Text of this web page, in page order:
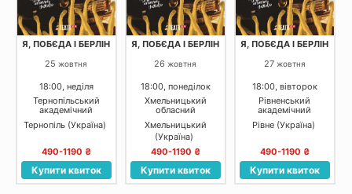
Я, ПОБЄДА І БЕРЛІН
25жовтня
18:00, неділя
Тернопільський
академічний
обласний
український
імені Т.Г. Шевченка
Тернопіль (Україна)
490-1190 ₴
Купити квиток
Я, ПОБЄДА І БЕРЛІН
26жовтня
18:00, понеділок
Хмельницький
обласний
академічний
муздрамтеатр ім. М.
Старицького
Хмельницький
(Україна)
490-1190 ₴
Купити квиток
Я, ПОБЄДА І БЕРЛІН
27 жовтня
18:00, вівторок
Рівненський
академічний
український
музично-
Рівне (Україна)
490-1190 ₴
Купити квиток